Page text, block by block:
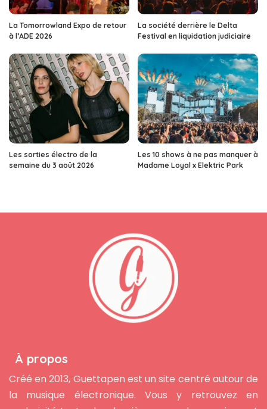
La Tomorrowland Expo de retour
à l’ADE 2026
La société derrière le Delta
Festival en liquidation judiciaire
Les sorties électro de la
semaine du 3 août 2026
Les 10 shows à ne pas manquer à
Madame Loyal x Elektric Park
À propos
Créé en 2013, Guettapen est un site centré autour de
la musique électronique. Vous y retrouvez en